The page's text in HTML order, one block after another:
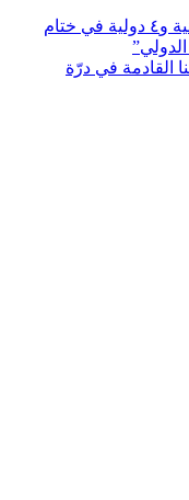
“تتويج ٦ أفلام عمانية و٤ دولية في ختام
في درّة